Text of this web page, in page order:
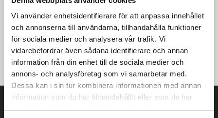
Vi använder enhetsidentifierare för att anpassa innehållet
och annonserna till användarna, tillhandahålla funktioner
för sociala medier och analysera vår trafik. Vi
vidarebefordrar även sådana identifierare och annan
information från din enhet till de sociala medier och
annons- och analysföretag som vi samarbetar med.
Dessa kan i sin tur kombinera informationen med annan
information som du har tillhandahållit eller som de har
samlat in när du har använt deras tjänster.
och mjuk "Triblend" single jersey ·Axel-till-axelband ·V-ringning i
samma tyg ·Dubbelnålssydda ärmar och nederkant
·Sidosömmar ·"B&C No Label" - enkel omprofilering ·Mycket slät
och jämn yta som ger ljusa och skarpa tryckresultat ·Testad
och godkänd för alla vanliga tryckmetoder tillämpade -
"Sublimation friendly".
Prisuppgift på mailen?